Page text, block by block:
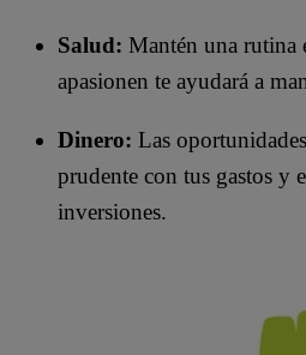
Salud: Mantén una rutina
apasionen te ayudará a
Dinero: Las
prudente con tus gastos y
inversiones.